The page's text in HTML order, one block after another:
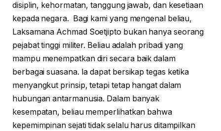
disiplin, kehormatan, tanggung jawab, dan kesetiaan
kepada negara. Bagi kami yang mengenal beliau,
Laksamana Achmad Soetjipto bukan hanya seorang
pejabat tinggi militer. Beliau adalah pribadi yang
mampu menempatkan diri secara baik dalam
berbagai suasana. Ia dapat bersikap tegas ketika
menyangkut prinsip, tetapi tetap hangat dalam
hubungan antarmanusia. Dalam banyak
kesempatan, beliau memperlihatkan bahwa
kepemimpinan sejati tidak selalu harus ditampilkan